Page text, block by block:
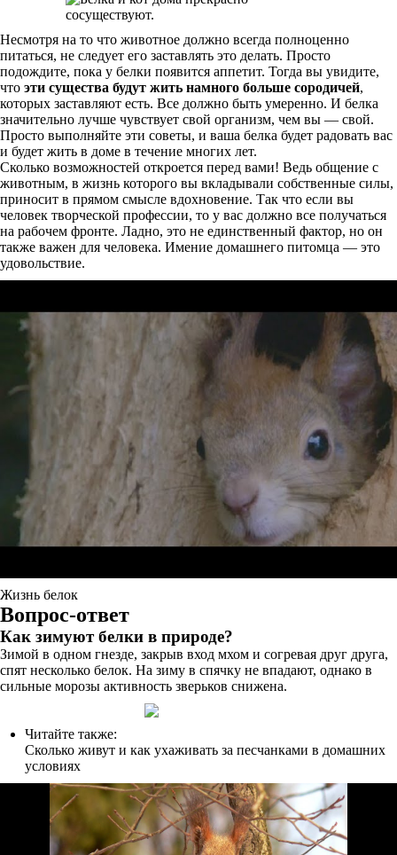
Несмотря на то что животное должно всегда полноценно
питаться, не следует его заставлять это делать. Просто
подождите, пока у белки появится аппетит. Тогда вы увидите,
что эти существа будут жить намного больше сородичей,
которых заставляют есть. Все должно быть умеренно. И белка
значительно лучше чувствует свой организм, чем вы — свой.
Просто выполняйте эти советы, и ваша белка будет радовать вас
и будет жить в доме в течение многих лет.
Сколько возможностей откроется перед вами! Ведь общение с
животным, в жизнь которого вы вкладывали собственные силы,
приносит в прямом смысле вдохновение. Так что если вы
человек творческой профессии, то у вас должно все получаться
на рабочем фронте. Ладно, это не единственный фактор, но он
также важен для человека. Имение домашнего питомца — это
удовольствие.
Жизнь белок
Вопрос-ответ
Как зимуют белки в природе?
Зимой в одном гнезде, закрыв вход мхом и согревая друг друга,
спят несколько белок. На зиму в спячку не впадают, однако в
сильные морозы активность зверьков снижена.
Читайте также:
Сколько живут и как ухаживать за песчанками в домашних
условиях